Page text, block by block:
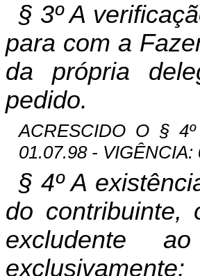
§ 3º A
para com a
da própria
pedido.
ACRESCIDO O §
01.07.98 - VIGÊNCIA:
§ 4º A
do contribuinte,
excludente
exclusivamente: